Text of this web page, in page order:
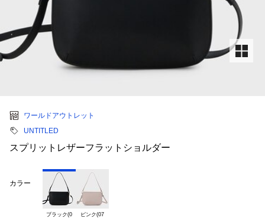
ワールドアウトレット
UNTITLED
スプリットレザーフラットショルダー
カラー
ブラック(0
ピンク(07